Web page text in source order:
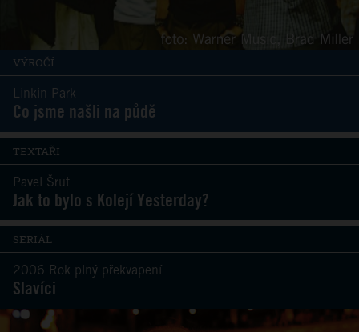
VÝROČÍ
Linkin Park
Co jsme našli na půdě
TEXTAŘI
Pavel Šrut
Jak to bylo s Kolejí Yesterday?
SERIÁL
2006 Rok plný překvapení
Slavíci